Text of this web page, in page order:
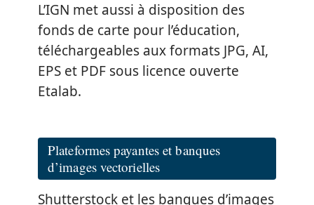
L’IGN met aussi à disposition des
fonds de carte pour l’éducation,
téléchargeables aux formats JPG, AI,
EPS et PDF sous licence ouverte
Etalab.
Plateformes payantes et banques
d’images vectorielles
Shutterstock et les banques d’images